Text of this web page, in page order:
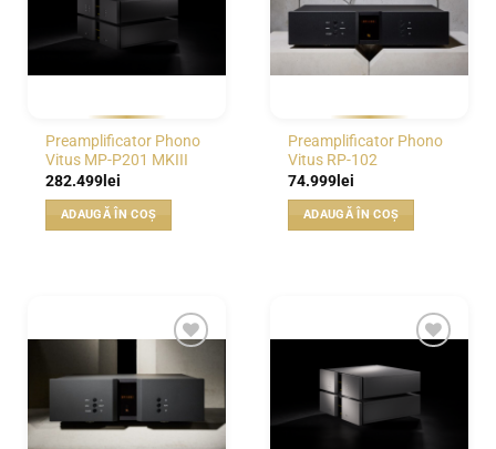
Preamplificator Phono
Vitus MP-P201 MKIII
282.499lei
ADAUGĂ ÎN COȘ
Preamplificator Phono
Vitus RP-102
74.999lei
ADAUGĂ ÎN COȘ
WISHLIST